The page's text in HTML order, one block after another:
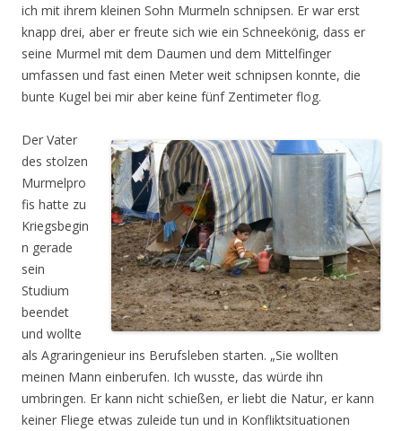
ich mit ihrem kleinen Sohn Murmeln schnipsen. Er war erst
knapp drei, aber er freute sich wie ein Schneekönig, dass er
seine Murmel mit dem Daumen und dem Mittelfinger
umfassen und fast einen Meter weit schnipsen konnte, die
bunte Kugel bei mir aber keine fünf Zentimeter flog.
Der Vater
des stolzen
Murmelpro
fis hatte zu
Kriegsbegin
n gerade
sein
Studium
beendet
und wollte
als Agraringenieur ins Berufsleben starten. „Sie wollten
meinen Mann einberufen. Ich wusste, das würde ihn
umbringen. Er kann nicht schießen, er liebt die Natur, er kann
keiner Fliege etwas zuleide tun und in Konfliktsituationen